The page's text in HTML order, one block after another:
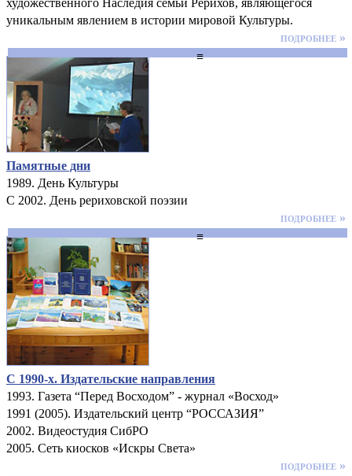
художественного Наследия семьи Рерихов, являющегося
уникальным явлением в истории мировой Культуры.
подробнее »
≡
Памятные дни
1989. День Культуры
С 2002. День рериховской поэзии
подробнее »
≡
С 1990-х. Издательские направления
1993. Газета “Перед Восходом” - журнал «Восход»
1991 (2005). Издательский центр “РОССАЗИЯ”
2002. Видеостудия СибРО
2005. Сеть киосков «Искры Света»
подробнее »